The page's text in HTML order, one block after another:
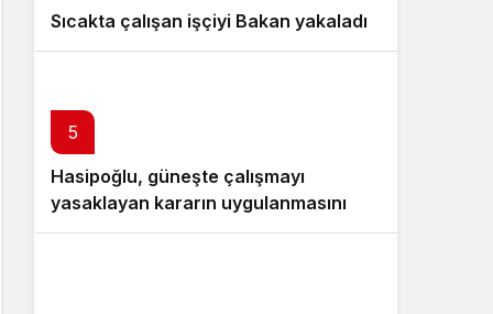
Sıcakta çalışan işçiyi Bakan yakaladı
5
Hasipoğlu, güneşte çalışmayı
yasaklayan kararın uygulanmasını
Yeniboğaziçi’nde denetledi